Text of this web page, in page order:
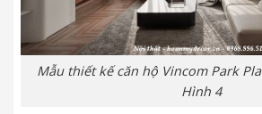
Mẫu thiết kế căn hộ Vincom Park
Hình 4